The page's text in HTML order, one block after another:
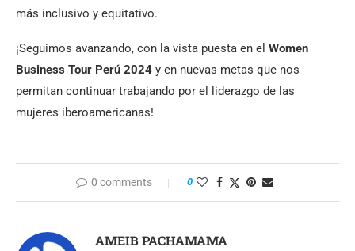
más inclusivo y equitativo.
¡Seguimos avanzando, con la vista puesta en el Women
Business Tour Perú 2024 y en nuevas metas que nos
permitan continuar trabajando por el liderazgo de las
mujeres iberoamericanas!
0 comments 0
AMEIB PACHAMAMA